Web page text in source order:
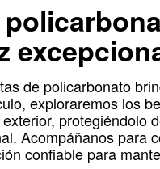
de policarbonato
exploraremos los
protegiéndolo
Acompáñanos para
confiable para